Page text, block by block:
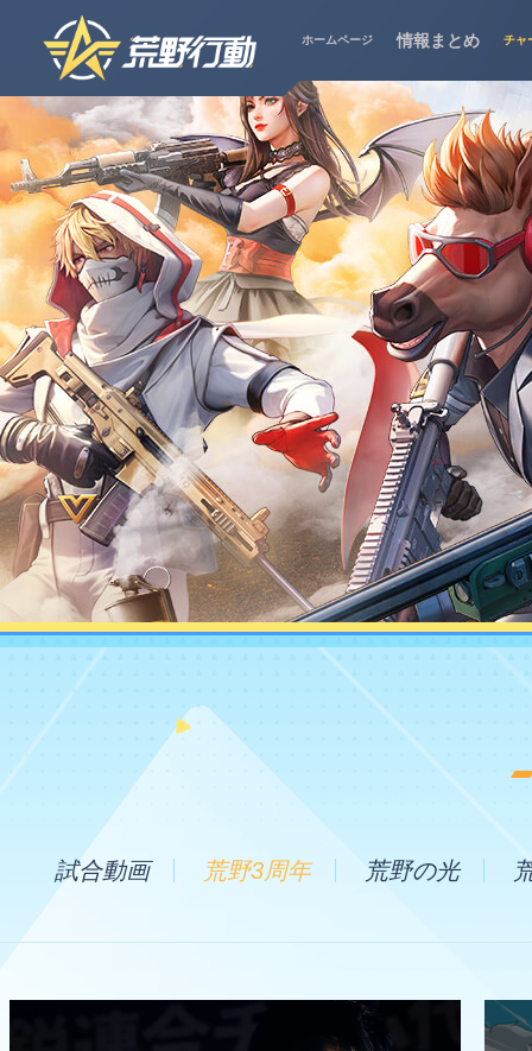
ホームページ 情報まとめ チャ
試合動画 荒野3周年 荒野の光